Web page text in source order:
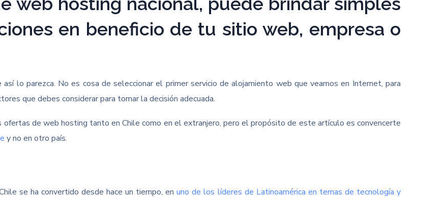
en beneficio de tu sitio web, empresa o
así lo parezca. No es cosa de seleccionar el primer servicio de alojamiento web que veamos en Internet, para
que debes considerar para tomar la decisión adecuada.
ofertas de web hosting tanto en Chile como en el extranjero, pero el propósito de este artículo es convencerte
y no en otro país.
se ha convertido desde hace un tiempo, enuno de los líderes de Latinoamérica en temas de tecnología y